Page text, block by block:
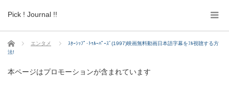
Pick ! Journal !!
ホーム エンタメ
ｽﾀｰｼｯﾌﾟ･ﾄｩﾙｰﾊﾟｰｽﾞ(1997)映画無料動画日本語字幕をﾌﾙ視聴する方
法!
本ページはプロモーションが含まれています